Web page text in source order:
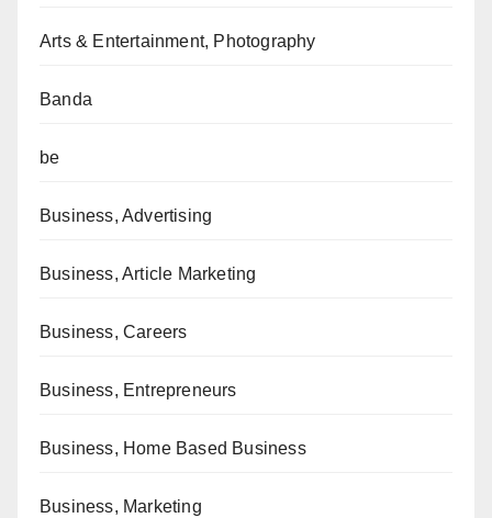
Arts & Entertainment, Photography
Banda
be
Business, Advertising
Business, Article Marketing
Business, Careers
Business, Entrepreneurs
Business, Home Based Business
Business, Marketing